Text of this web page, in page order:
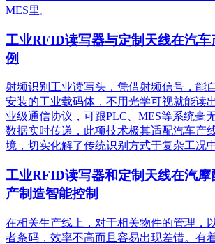
MES里。
工业RFID读写器与定制天线在汽车
例
射频识别工业读写头，凭借射频信号，能
安装的工业载码体，不用光学可视就能读
业级通信协议，可跟PLC、MES等系统毫
数据实时传递，此项技术极其适配汽车产
境，切实化解了传统识别方式于复杂工况
工业RFID读写器和定制天线在汽摩
产制造智能控制
在相关生产线上，对于相关物件的管理，
者条码，效率不高而且容易出现差错。有